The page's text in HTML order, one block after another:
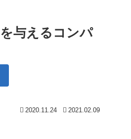
与えるコンパ
2020.11.24 2021.02.09